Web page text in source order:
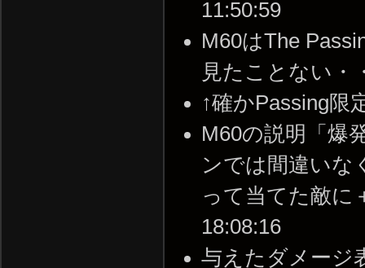
11:50:59
M60はThe
見たことない・
↑確かPassing限
M60の説明「爆
ンでは間違いな
って当てた敵に
18:08:16
与えたダメージ